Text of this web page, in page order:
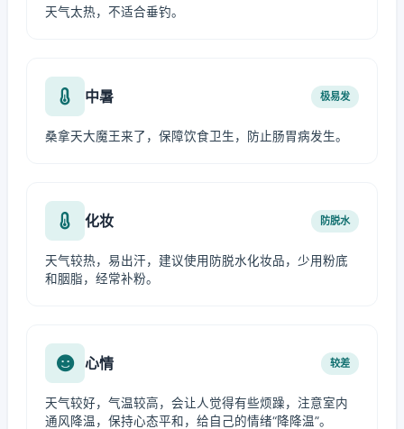
天气太热，不适合垂钓。
中暑 极易发
桑拿天大魔王来了，保障饮食卫生，防止肠胃病发生。
化妆 防脱水
天气较热，易出汗，建议使用防脱水化妆品，少用粉底
和胭脂，经常补粉。
心情 较差
天气较好，气温较高，会让人觉得有些烦躁，注意室内
通风降温，保持心态平和，给自己的情绪“降降温”。